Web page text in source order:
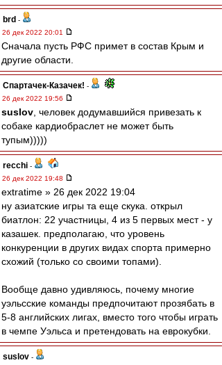
brd -
26 дек 2022 20:01
Сначала пусть РФС примет в состав Крым и
другие области.
Спартачек-Казачек! -
26 дек 2022 19:56
suslov , человек додумавшийся привезать к
собаке кардиобраслет не может быть
тупым)))))
recchi -
26 дек 2022 19:48
extratime » 26 дек 2022 19:04
ну азиатские игры та еще скука. открыл
биатлон: 22 участницы, 4 из 5 первых мест - у
казашек. предполагаю, что уровень
конкуренции в других видах спорта примерно
схожий (только со своими топами).
Вообще давно удивляюсь, почему многие
уэльсские команды предпочитают прозябать в
5-8 английских лигах, вместо того чтобы играть
в чемпе Уэльса и претендовать на еврокубки.
suslov -